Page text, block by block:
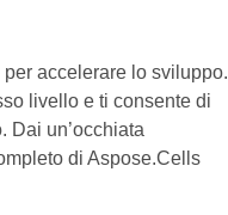
accelerare lo sviluppo.
livello e ti consente di
Dai un’occhiata
di Aspose.Cells